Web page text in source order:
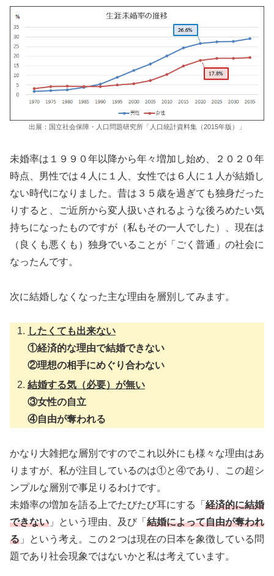
出展：国立社会保障・人口問題研究所「人口統計資料集（2015年版）」
未婚率は１９９０年以降から年々増加し始め、２０２０年
時点、男性では４人に１人、女性では６人に１人が結婚し
ない時代になりました。昔は３５歳を過ぎても独身だった
りすると、ご近所から変人扱いされるような後ろめたい気
持ちになったものですが（私もその一人でした）、現在は
（良くも悪くも）独身でいることが「ごく普通」の社会に
なったんです。
次に結婚しなくなった主な理由を層別してみます。
したくても出来ない
①経済的な理由で結婚できない
②理想の相手にめぐり合わない
結婚する気（必要）が無い
③女性の自立
④自由が奪われる
かなり大雑把な層別ですのでこれ以外にも様々な理由はあ
りますが、私が注目しているのは①と④であり、この超シ
ンプルな層別で事足りるわけです。
未婚率の増加を語る上でたびたび耳にする「 経済的に結婚
できない 」という理由、及び「 結婚によって自由が奪われ
る 」という考え。この２つは現在の日本を象徴している問
題であり社会現象ではないかと私は考えています。